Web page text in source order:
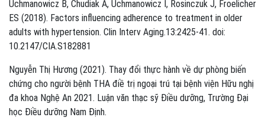
Uchmanowicz B, Chudiak A, Uchmanowicz I, Rosinczuk J, Froelicher
ES (2018). Factors influencing adherence to treatment in older
adults with hypertension. Clin Interv Aging.13:2425-41. doi:
10.2147/CIA.S182881
Nguyễn Thị Hương (2021). Thay đổi thực hành về dự phòng biến
chứng cho người bệnh THA điề trị ngoại trú tại bệnh viện Hữu nghị
đa khoa Nghệ An 2021. Luận văn thạc sỹ Điều dưỡng, Trường Đại
học Điều dưỡng Nam Định.